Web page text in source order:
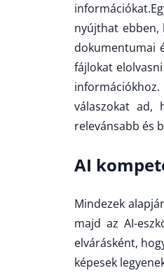
nyújthat ebben,
dokumentumai
fájlokat
információkhoz.
válaszokat ad,
relevánsabb és
AI
Mindezek
majd az AI-
elvárásként,
képesek